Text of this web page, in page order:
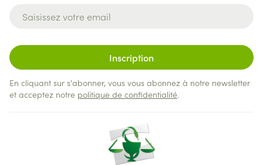
Inscription
En cliquant sur s'abonner, vous vous abonnez à notre newsletter
et acceptez notre politique de confidentialité.